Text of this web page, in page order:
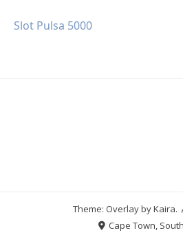
Slot Pulsa 5000
Theme: Overlay byKaira.
Cape Town,